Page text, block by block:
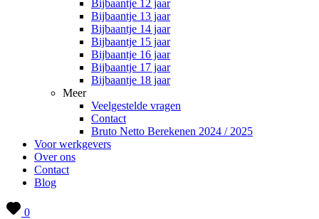
Bijbaantje 12 jaar
Bijbaantje 13 jaar
Bijbaantje 14 jaar
Bijbaantje 15 jaar
Bijbaantje 16 jaar
Bijbaantje 17 jaar
Bijbaantje 18 jaar
Meer
Veelgestelde vragen
Contact
Bruto Netto Berekenen 2024 / 2025
Voor werkgevers
Over ons
Contact
Blog
0